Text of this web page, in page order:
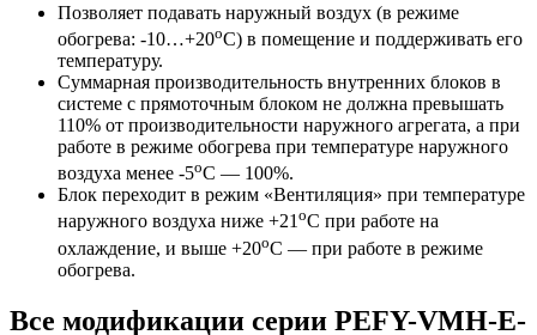
Позволяет подавать наружный воздух (в режиме
обогрева: -10…+20oC) в помещение и поддерживать его
температуру.
Суммарная производительность внутренних блоков в
системе с прямоточным блоком не должна превышать
110% от производительности наружного агрегата, а при
работе в режиме обогрева при температуре наружного
воздуха менее -5oC — 100%.
Блок переходит в режим «Вентиляция» при температуре
наружного воздуха ниже +21oС при работе на
охлаждение, и выше +20oC — при работе в режиме
обогрева.
Все модификации серии PEFY-VMH-E-